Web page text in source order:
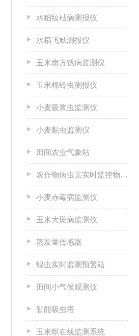
水稻纹枯病测报仪
水稻飞虱测报仪
玉米南方锈病监测仪
玉米棉铃虫测报仪
小麦吸浆虫监测仪
小麦黏虫监测仪
田间农业气象站
农作物病虫害实时监控物联网设备
小麦赤霉病监测仪
玉米大斑病监测仪
蒸发量传感器
蝗虫实时监测预警站
田间小气候观测仪
智能吸虫塔
玉米螟在线监测系统